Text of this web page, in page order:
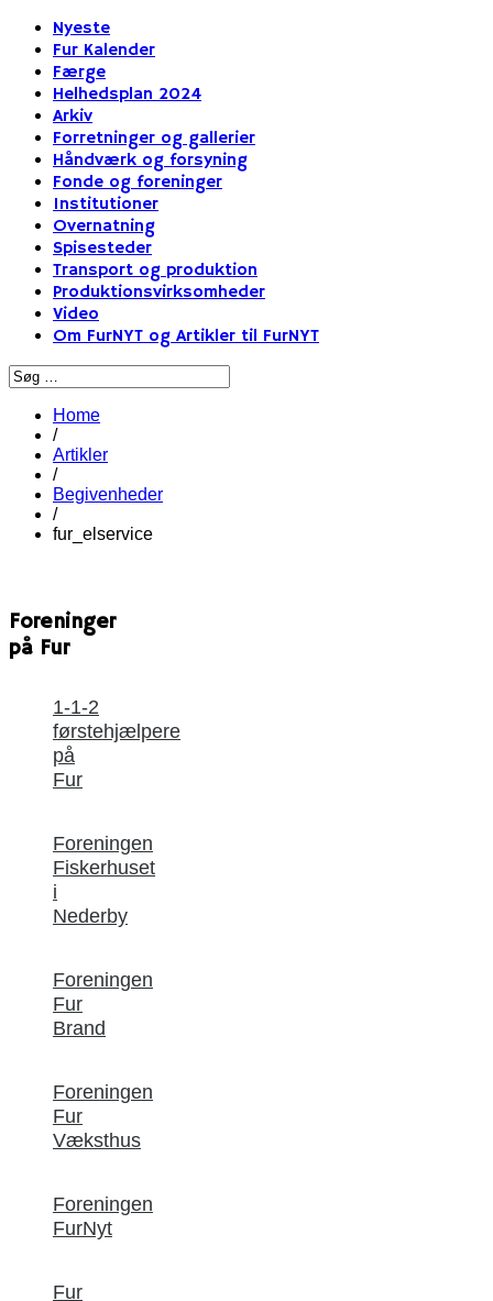
Nyeste
Fur Kalender
Færge
Helhedsplan 2024
Arkiv
Forretninger og gallerier
Håndværk og forsyning
Fonde og foreninger
Institutioner
Overnatning
Spisesteder
Transport og produktion
Produktionsvirksomheder
Video
Om FurNYT og Artikler til FurNYT
Home
/
Artikler
/
Begivenheder
/
fur_elservice
Foreninger
på Fur
1-1-2
førstehjælpere
på
Fur
Foreningen
Fiskerhuset
i
Nederby
Foreningen
Fur
Brand
Foreningen
Fur
Væksthus
Foreningen
FurNyt
Fur